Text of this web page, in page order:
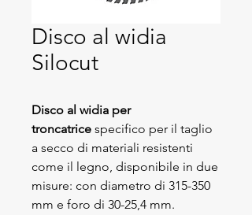
Disco al widia
Silocut
Disco al widia per
troncatrice specifico per il taglio
a secco di materiali resistenti
come il legno, disponibile in due
misure: con diametro di 315-350
mm e foro di 30-25,4 mm.